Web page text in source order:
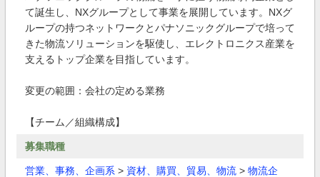
て誕生し、NXグループとして事業を展開しています。NXグ
ループの持つネットワークとパナソニックグループで培って
きた物流ソリューションを駆使し、エレクトロニクス産業を
支えるトップ企業を目指しています。
変更の範囲：会社の定める業務
【チーム／組織構成】
募集職種
営業、事務、企画系 > 資材、購買、貿易、物流 > 物流企